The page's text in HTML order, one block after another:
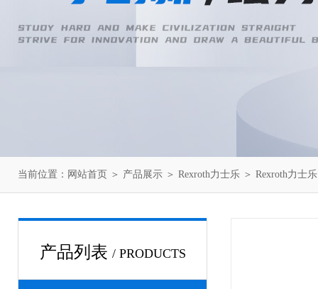
当前位置： 网站首页 ＞ 产品展示 ＞ Rexroth力士乐 ＞ Rexroth力士
产品列表 / PRODUCTS